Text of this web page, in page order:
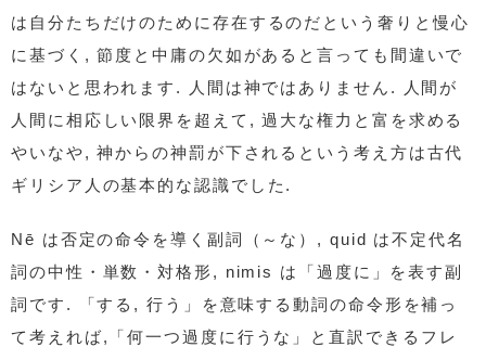
は自分たちだけのために存在するのだという奢りと慢心
に基づく, 節度と中庸の欠如があると言っても間違いで
はないと思われます. 人間は神ではありません. 人間が
人間に相応しい限界を超えて, 過大な権力と富を求める
やいなや, 神からの神罰が下されるという考え方は古代
ギリシア人の基本的な認識でした.
Nē は否定の命令を導く副詞（～な）, quid は不定代名
詞の中性・単数・対格形, nimis は「過度に」を表す副
詞です. 「する, 行う」を意味する動詞の命令形を補っ
て考えれば,「何一つ過度に行うな」と直訳できるフレ